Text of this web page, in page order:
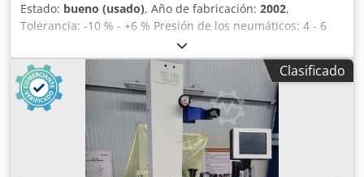
Estado: bueno (usado), Año de fabricación: 2002,
Tolerancia: -10 % - +6 % Presión de los neumáticos: 4 - 6
bares Crjdjzl Thvjpfx Abzef Potencia: < 1000 VA
Clasificado